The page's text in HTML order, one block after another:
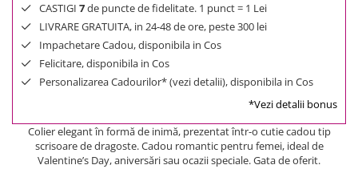
CASTIGI 7de puncte de fidelitate. 1 punct = 1 Lei
LIVRARE GRATUITA, in 24-48 de ore, peste 300 lei
Impachetare Cadou, disponibila in Cos
Felicitare, disponibila in Cos
Personalizarea Cadourilor* (vezi detalii), disponibila in Cos
*Vezi detalii bonus
Colier elegant în formă de inimă, prezentat într-o cutie cadou tip
scrisoare de dragoste. Cadou romantic pentru femei, ideal de
Valentine’s Day, aniversări sau ocazii speciale. Gata de oferit.